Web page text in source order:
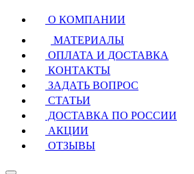
О КОМПАНИИ
МАТЕРИАЛЫ
ОПЛАТА И ДОСТАВКА
КОНТАКТЫ
ЗАДАТЬ ВОПРОС
СТАТЬИ
ДОСТАВКА ПО РОССИИ
АКЦИИ
ОТЗЫВЫ